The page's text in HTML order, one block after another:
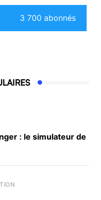
3 700 abonnés
: le simulateur de